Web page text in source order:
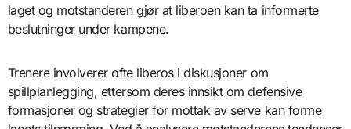
laget og motstanderen gjør at liberoen kan ta informerte
beslutninger under kampene.
Trenere involverer ofte liberos i diskusjoner om
spillplanlegging, ettersom deres innsikt om defensive
formasjoner og strategier for mottak av serve kan forme